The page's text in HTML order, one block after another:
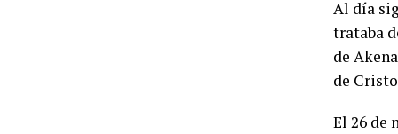
Al día
trataba
de
de
El 26 de